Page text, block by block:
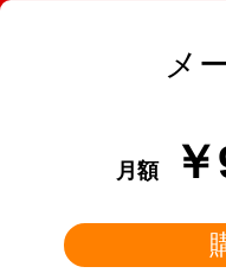
メ
月額